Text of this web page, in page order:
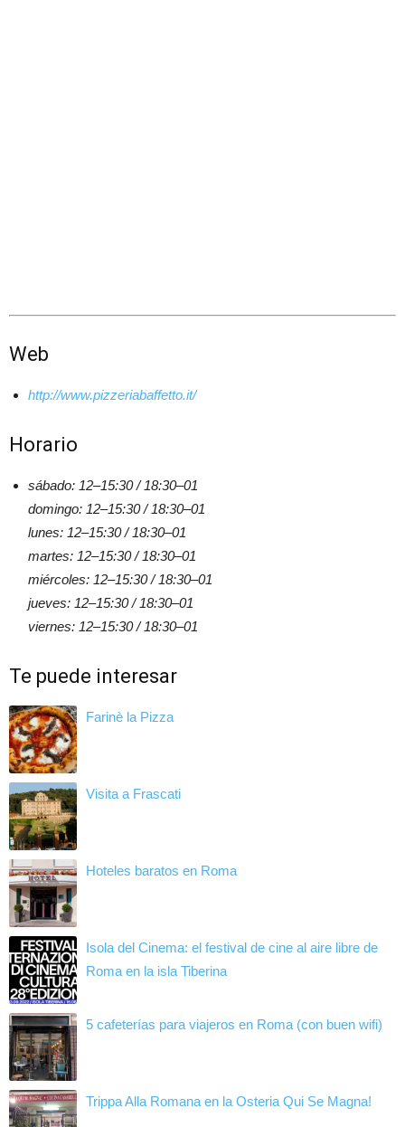
Web
http://www.pizzeriabaffetto.it/
Horario
sábado: 12–15:30 / 18:30–01
domingo: 12–15:30 / 18:30–01
lunes: 12–15:30 / 18:30–01
martes: 12–15:30 / 18:30–01
miércoles: 12–15:30 / 18:30–01
jueves: 12–15:30 / 18:30–01
viernes: 12–15:30 / 18:30–01
Te puede interesar
Farinè la Pizza
Visita a Frascati
Hoteles baratos en Roma
Isola del Cinema: el festival de cine al aire libre de
Roma en la isla Tiberina
5 cafeterías para viajeros en Roma (con buen wifi)
Trippa Alla Romana en la Osteria Qui Se Magna!